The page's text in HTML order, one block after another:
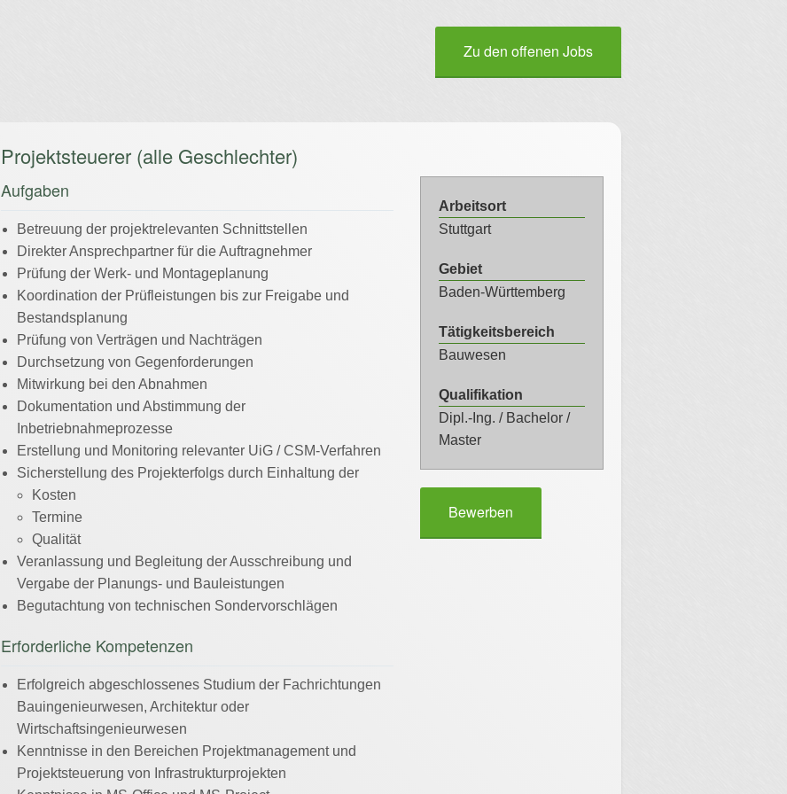
Zu den offenen Jobs
Projektsteuerer (alle Geschlechter)
Aufgaben
Betreuung der projektrelevanten Schnittstellen
Direkter Ansprechpartner für die Auftragnehmer
Prüfung der Werk- und Montageplanung
Koordination der Prüfleistungen bis zur Freigabe und
Bestandsplanung
Prüfung von Verträgen und Nachträgen
Durchsetzung von Gegenforderungen
Mitwirkung bei den Abnahmen
Dokumentation und Abstimmung der
Inbetriebnahmeprozesse
Erstellung und Monitoring relevanter UiG / CSM-Verfahren
Sicherstellung des Projekterfolgs durch Einhaltung der
Kosten
Termine
Qualität
Veranlassung und Begleitung der Ausschreibung und
Vergabe der Planungs- und Bauleistungen
Begutachtung von technischen Sondervorschlägen
Erforderliche Kompetenzen
Erfolgreich abgeschlossenes Studium der Fachrichtungen
Bauingenieurwesen, Architektur oder
Wirtschaftsingenieurwesen
Kenntnisse in den Bereichen Projektmanagement und
Projektsteuerung von Infrastrukturprojekten
Arbeitsort
Stuttgart
Gebiet
Baden-Württemberg
Tätigkeitsbereich
Bauwesen
Qualifikation
Dipl.-Ing. / Bachelor /
Master
Bewerben